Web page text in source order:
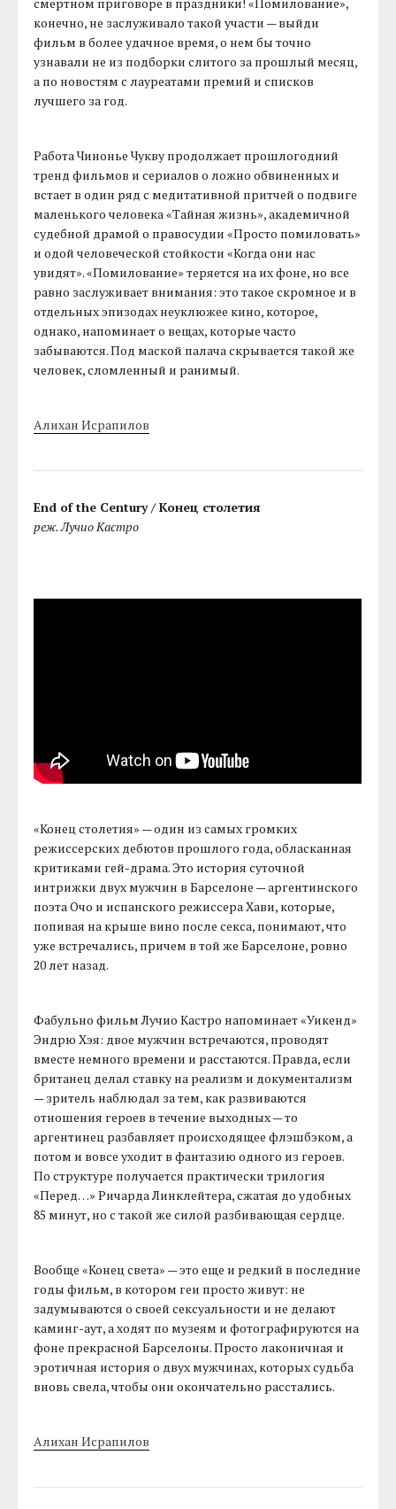
конечно, не заслуживало такой участи — выйди
фильм в более удачное время, о нем бы точно
узнавали не из подборки слитого за прошлый месяц,
а по новостям с лауреатами премий и списков
лучшего за год.
Работа Чинонье Чукву продолжает прошлогодний
тренд фильмов и сериалов о ложно обвиненных и
встает в один ряд с медитативной притчей о подвиге
маленького человека «Тайная жизнь», академичной
судебной драмой о правосудии «Просто помиловать»
и одой человеческой стойкости «Когда они нас
увидят». «Помилование» теряется на их фоне, но все
равно заслуживает внимания: это такое скромное и в
отдельных эпизодах неуклюжее кино, которое,
однако, напоминает о вещах, которые часто
забываются. Под маской палача скрывается такой же
человек, сломленный и ранимый.
Алихан Исрапилов
End of the Century / Конец столетия
реж. Лучио Кастро
«Конец столетия» — один из самых громких
режиссерских дебютов прошлого года, обласканная
критиками гей-драма. Это история суточной
интрижки двух мужчин в Барселоне — аргентинского
поэта Очо и испанского режиссера Хави, которые,
попивая на крыше вино после секса, понимают, что
уже встречались, причем в той же Барселоне, ровно
20 лет назад.
Фабульно фильм Лучио Кастро напоминает «Уикенд»
Эндрю Хэя: двое мужчин встречаются, проводят
вместе немного времени и расстаются. Правда, если
британец делал ставку на реализм и документализм
— зритель наблюдал за тем, как развиваются
отношения героев в течение выходных — то
аргентинец разбавляет происходящее флэшбэком, а
потом и вовсе уходит в фантазию одного из героев.
По структуре получается практически трилогия
«Перед…» Ричарда Линклейтера, сжатая до удобных
85 минут, но с такой же силой разбивающая сердце.
Вообще «Конец света» — это еще и редкий в последние
годы фильм, в котором геи просто живут: не
задумываются о своей сексуальности и не делают
каминг-аут, а ходят по музеям и фотографируются на
фоне прекрасной Барселоны. Просто лаконичная и
эротичная история о двух мужчинах, которых судьба
вновь свела, чтобы они окончательно расстались.
Алихан Исрапилов